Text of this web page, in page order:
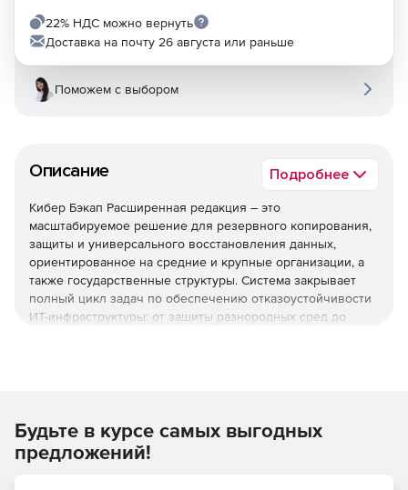
Описание Подробнее
Кибер Бэкап Расширенная редакция – это
масштабируемое решение для резервного копирования,
защиты и универсального восстановления данных,
ориентированное на средние и крупные организации, а
также государственные структуры. Система закрывает
полный цикл задач по обеспечению отказоустойчивости
ИТ-инфраструктуры: от защиты разнородных сред до
быстрого восстановления данных и соответствия
регуляторным требованиям при оптимальной стоимости
владения.
22% НДС можно вернуть
Доставка на почту 26 августа или раньше
Поможем с выбором
Будьте в курсе самых выгодных
предложений!